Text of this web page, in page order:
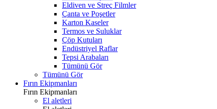
Eldiven ve Streç Filmler
Çanta ve Poşetler
Karton Kaseler
Termos ve Suluklar
Çöp Kutuları
Endüstriyel Raflar
Tepsi Arabaları
Tümünü Gör
Tümünü Gör
Fırın Ekipmanları
Fırın Ekipmanları
El aletleri